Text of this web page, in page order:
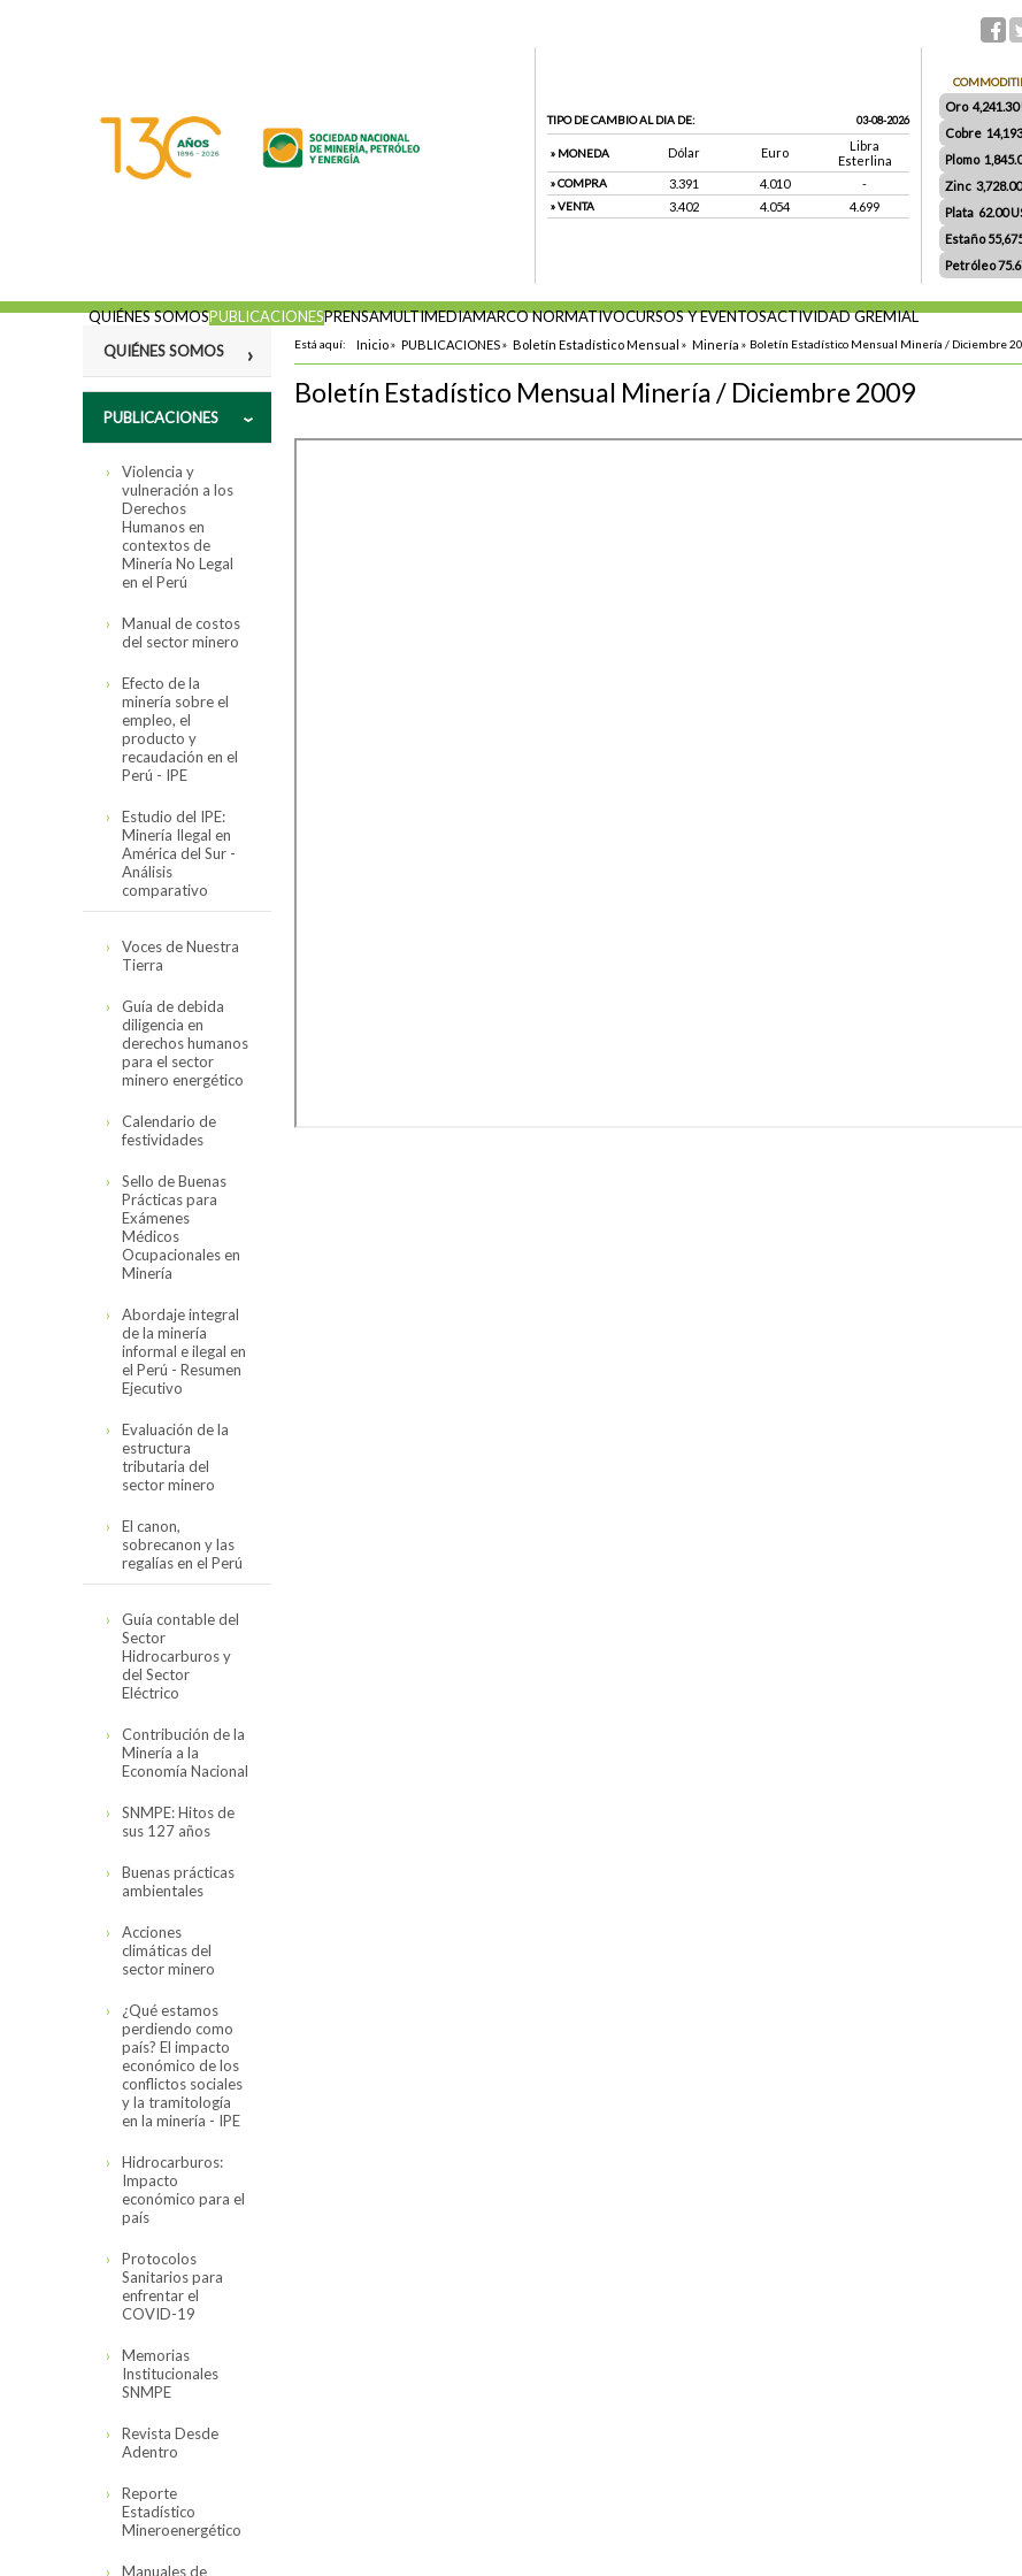
TIPO DE CAMBIO AL DIA DE: 03-08-2026
» MONEDA Dólar Euro
Libra
Esterlina
» COMPRA 3.391 4.010 -
» VENTA 3.402 4.054 4.699
Oro 4,241.30
Cobre
Plomo
Zinc
Plata 62.00
Estaño
Petróleo
QUIÉNES SOMOSPUBLICACIONESPRENSAMULTIMEDIAMARCO NORMATIVOCURSOS Y EVENTOSACTIVIDAD GREMIAL
QUIÉNES SOMOS
Fines
Estatutos
Código de
Conducta
de Conducta
Conducta de la
SNMPE y
Contexto
Internacional
Encuesta de
Directorio
Organigrama
Personal SNMPE
Minería
Hidrocarburos
Servicios
Cómo asociarse
Comités
Estructura de
comités
Sectorial Minero
Sectorial de
Hidrocarburos
Sectorial
Nuestros Servicios
PUBLICACIONES
Violencia y
vulneración a los
Derechos
Humanos en
contextos de
Minería No Legal
en el Perú
Manual de costos
del sector minero
Efecto de la
minería sobre el
empleo, el
producto y
recaudación en el
Perú - IPE
Estudio del IPE:
Minería Ilegal en
América del Sur -
Análisis
comparativo
Estudio completo
resumen
Voces de Nuestra
Tierra
Guía de debida
diligencia en
derechos humanos
para el sector
minero energético
Calendario de
festividades
Sello de Buenas
Prácticas para
Exámenes
Médicos
Ocupacionales en
Minería
Abordaje integral
de la minería
informal e ilegal en
el Perú - Resumen
Ejecutivo
Evaluación de la
estructura
tributaria del
sector minero
El canon,
sobrecanon y las
regalías en el Perú
Cifras actualizadas
en noviembre del
2019
El canon,
regalías en el Perú
(2008-2017)
Guía contable del
Sector
Hidrocarburos y
del Sector
Eléctrico
Contribución de la
Minería a la
Economía Nacional
SNMPE: Hitos de
sus 127 años
Buenas prácticas
ambientales
Acciones
climáticas del
sector minero
¿Qué estamos
perdiendo como
país? El impacto
económico de los
conflictos sociales
y la tramitología
en la minería - IPE
Hidrocarburos:
Impacto
económico para el
país
Protocolos
Sanitarios para
enfrentar el
COVID-19
Memorias
Institucionales
SNMPE
Revista Desde
Adentro
Reporte
Estadístico
Mineroenergético
Manuales de
Está aquí: Inicio» PUBLICACIONES» Boletín Estadístico Mensual » Minería » Boletín Estadístico Mensual Minería / Diciembre
Boletín Estadístico Mensual Minería / Diciembre 2009